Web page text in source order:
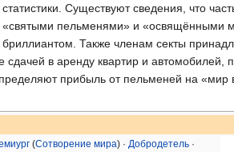
Существуют сведения, что
пельменями» и «освящёнными
Также членам секты
в аренду квартир и автомобилей,
прибыль от пельменей на «мир
(Сотворение мира) · Добродетель ·